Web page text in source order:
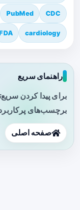
CDC
PubMed
cardiology
راهنمای سریع
برای پیدا کردن
برچسب‌های پرکاربرد
صفحه اصلی